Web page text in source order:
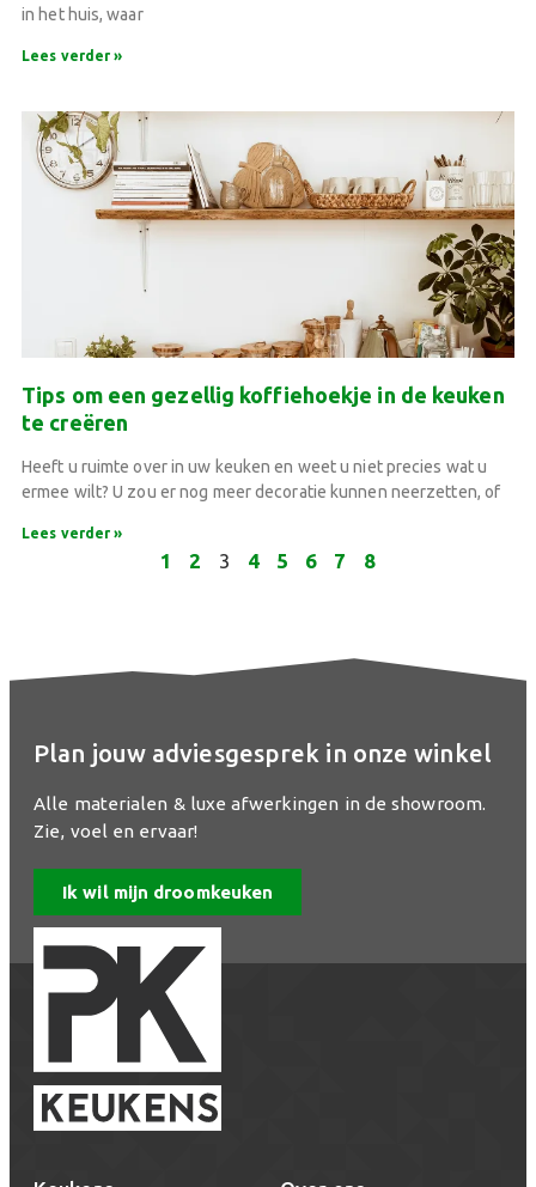
in het huis, waar
Lees verder »
Tips om een gezellig koffiehoekje in de keuken
te creëren
Heeft u ruimte over in uw keuken en weet u niet precies wat u
ermee wilt? U zou er nog meer decoratie kunnen neerzetten, of
Lees verder »
1 2 3 4 5 6 7 8
Plan jouw adviesgesprek in onze winkel
Alle materialen & luxe afwerkingen in de showroom.
Zie, voel en ervaar!
Ik wil mijn droomkeuken